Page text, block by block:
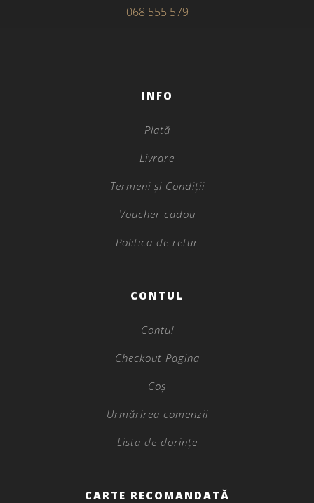
068 555 579
INFO
Plată
Livrare
Termeni și Condiții
Voucher cadou
Politica de retur
CONTUL
Contul
Checkout Pagina
Coș
Urmărirea comenzii
Lista de dorințe
CARTE RECOMANDATĂ